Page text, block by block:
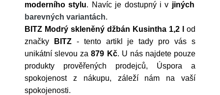
moderního stylu. Navíc je dostupný i v jiných
barevných variantách.
BITZ Modrý skleněný džbán Kusintha 1,2 l
od
značky
BITZ- tento artikl je tady pro vás s
unikátní slevou za879 Kč. U nás najdete pouze
produkty prověřených prodejců, Úspora a
spokojenost z nákupu, záleží nám na vaší
spokojenosti.